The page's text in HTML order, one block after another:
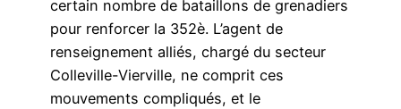
certain nombre de bataillons de grenadiers
pour renforcer la 352è. L’agent de
renseignement alliés, chargé du secteur
Colleville-Vierville, ne comprit ces
mouvements compliqués, et le